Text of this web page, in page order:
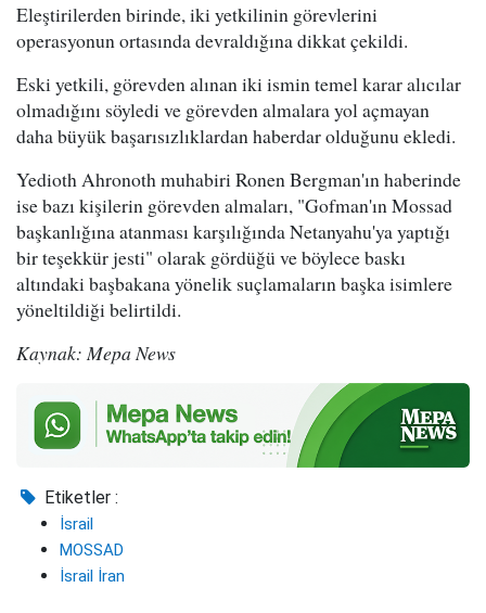
Eleştirilerden birinde, iki yetkilinin görevlerini
operasyonun ortasında devraldığına dikkat çekildi.
Eski yetkili, görevden alınan iki ismin temel karar alıcılar
olmadığını söyledi ve görevden almalara yol açmayan
daha büyük başarısızlıklardan haberdar olduğunu ekledi.
Yedioth Ahronoth muhabiri Ronen Bergman'ın haberinde
ise bazı kişilerin görevden almaları, "Gofman'ın Mossad
başkanlığına atanması karşılığında Netanyahu'ya yaptığı
bir teşekkür jesti" olarak gördüğü ve böylece baskı
altındaki başbakana yönelik suçlamaların başka isimlere
yöneltildiği belirtildi.
Kaynak: Mepa News
Etiketler :
İsrail
MOSSAD
İsrail İran